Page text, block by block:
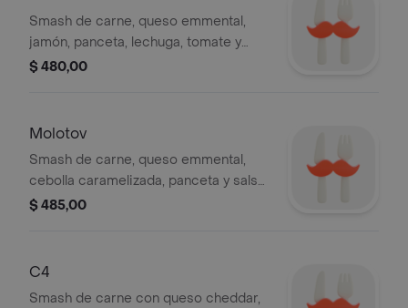
Smash de carne, queso emmental,
jamón, panceta, lechuga, tomate y
mayonesa.
$ 480,00
Molotov
Smash de carne, queso emmental,
cebolla caramelizada, panceta y salsa
barbacoa.
$ 485,00
C4
Smash de carne con queso cheddar,